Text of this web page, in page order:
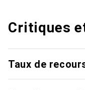
Critiques
Taux de